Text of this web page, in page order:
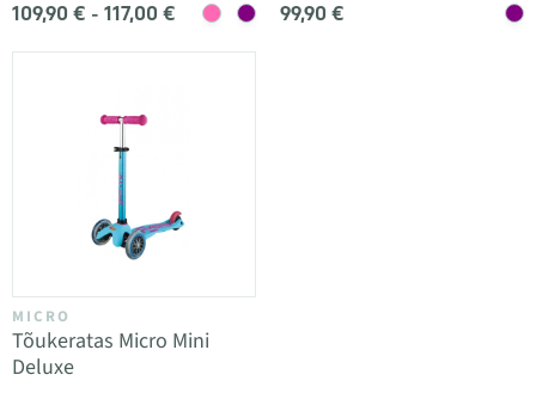
109,90 € - 117,00 € 99,90 €
MICRO
Tõukeratas Micro Mini
Deluxe